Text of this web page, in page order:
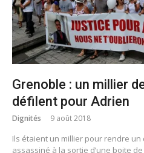
Grenoble : un millier
défilent pour Adrien
Dignités 9 août 2018
Ils étaient un millier pour rendre
assassiné à la sortie d’une boite